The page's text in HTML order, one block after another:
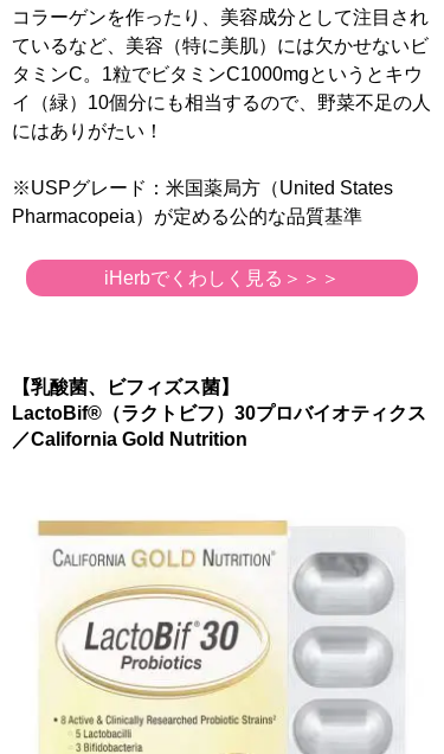
コラーゲンを作ったり、美容成分として注目され
ているなど、美容（特に美肌）には欠かせないビ
タミンC。1粒でビタミンC1000mgというとキウ
イ（緑）10個分にも相当するので、野菜不足の人
にはありがたい！
※USPグレード：米国薬局方（United States
Pharmacopeia）が定める公的な品質基準
iHerbでくわしく見る＞＞＞
【乳酸菌、ビフィズス菌】
LactoBif®（ラクトビフ）30プロバイオティクス
／California Gold Nutrition